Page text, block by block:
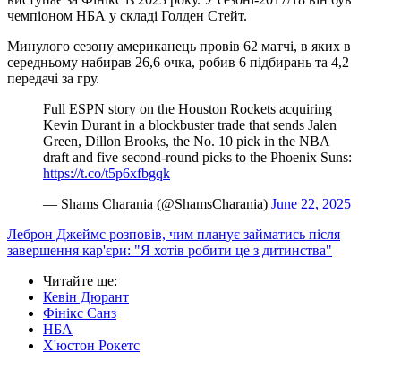
чемпіоном НБА у складі Голден Стейт.
Минулого сезону американець провів 62 матчі, в яких в
середньому набирав 26,6 очка, робив 6 підбирань та 4,2
передачі за гру.
Full ESPN story on the Houston Rockets acquiring
Kevin Durant in a blockbuster trade that sends Jalen
Green, Dillon Brooks, the No. 10 pick in the NBA
draft and five second-round picks to the Phoenix Suns:
https://t.co/t5p6xfbgqk
— Shams Charania (@ShamsCharania) June 22, 2025
Леброн Джеймс розповів, чим планує займатись після
завершення кар'єри: "Я хотів робити це з дитинства"
Читайте ще:
Кевін Дюрант
Фінікс Санз
НБА
Х'юстон Рокетс